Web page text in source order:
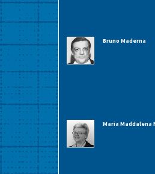
Bruno Maderna
Maria Maddalena